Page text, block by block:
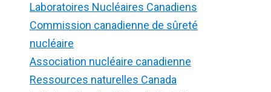
Laboratoires Nucléaires Canadiens
Commission canadienne de sûreté
nucléaire
Association nucléaire canadienne
Ressources naturelles Canada